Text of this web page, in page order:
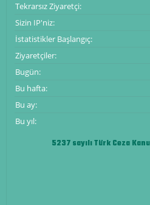
Tekrarsız Ziyaretçi:
Sizin IP'niz:
İstatistikler Başlangıç:
Ziyaretçiler:
Bugün:
Bu hafta:
Bu ay:
Bu yıl:
5237 sayılı Türk Ceza